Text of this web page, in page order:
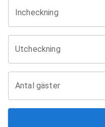
Incheckning
Utcheckning
Antal gäster